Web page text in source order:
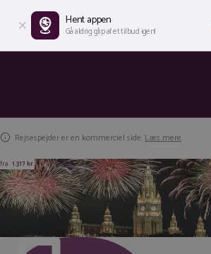
Rejsespejder er en kommerciel side. Læs mere
fra 1.317 kr.
Hent appen
Gå aldrig glip af et tilbud igen!